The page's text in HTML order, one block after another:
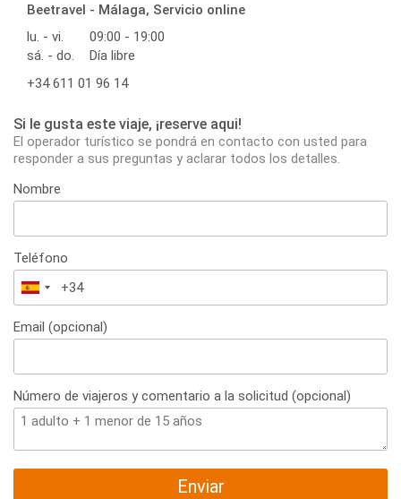
Beetravel - Málaga, Servicio online
lu. - vi.
09:00 - 19:00
sá. - do.
Día libre
+34 611 01 96 14
Si le gusta este viaje, ¡reserve aqui!
El operador turístico se pondrá en contacto con usted para
responder a sus preguntas y aclarar todos los detalles.
Nombre
Teléfono
España
+34
Email (opcional)
Número de viajeros y comentario a la solicitud (opcional)
Enviar